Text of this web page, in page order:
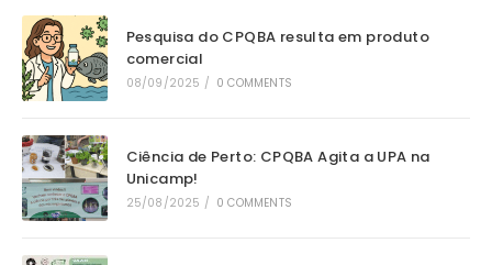
Pesquisa do CPQBA resulta em produto
comercial
08/09/2025 / 0 COMMENTS
Ciência de Perto: CPQBA Agita a UPA na
Unicamp!
25/08/2025 / 0 COMMENTS